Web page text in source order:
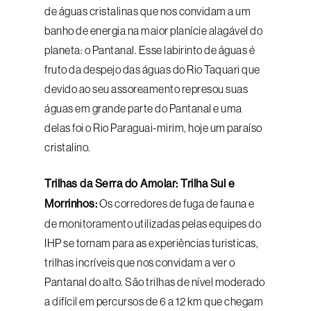
de águas cristalinas que nos convidam a um
banho de energia na maior planície alagável do
planeta: o Pantanal. Esse labirinto de águas é
fruto da despejo das águas do Rio Taquari que
devido ao seu assoreamento represou suas
águas em grande parte do Pantanal e uma
delas foi o Rio Paraguai-mirim, hoje um paraíso
cristalino.
Trilhas da Serra do Amolar: Trilha Sul e
Morrinhos:Os corredores de fuga de fauna e
de monitoramento utilizadas pelas equipes do
IHP se tornam para as experiências turisticas,
trilhas incríveis que nos convidam a ver o
Pantanal do alto. São trilhas de nível moderado
a difícil em percursos de 6 a 12 km que chegam